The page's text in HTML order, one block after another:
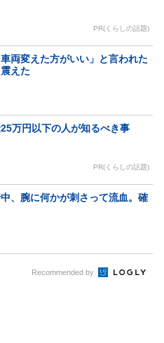
PR(くらしの話題)
両変えた方がいい」と言われた
えた
万円以下の人が知るべき事
PR(くらしの話題)
、腕に何かが刺さって流血。確
Recommended by